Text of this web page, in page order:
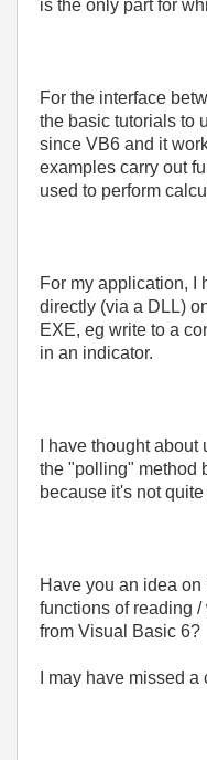
is the only part for
For the interface
the basic tutorials to
since VB6 and it
examples carry out
used to perform
For my application, I
directly (via a DLL)
EXE, eg write to a
in an indicator.
I have thought
the "polling" method
because it's not
Have you an idea
functions of reading
from Visual Basic 6?
I may have missed